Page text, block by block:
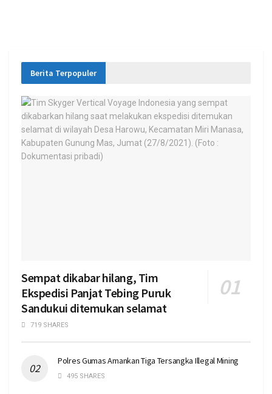
Berita Terpopuler
Sempat dikabar hilang, Tim
Ekspedisi Panjat Tebing Puruk
Sandukui ditemukan selamat
719 SHARES
Polres Gumas Amankan Tiga Tersangka Illegal Mining
495 SHARES